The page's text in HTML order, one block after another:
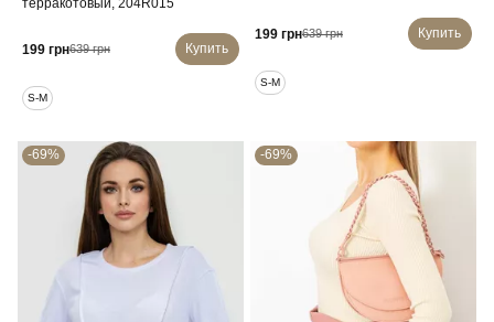
199 грн639 грн Купить
S-M
199 грн639 грн Купить
S-M
-69% -69%